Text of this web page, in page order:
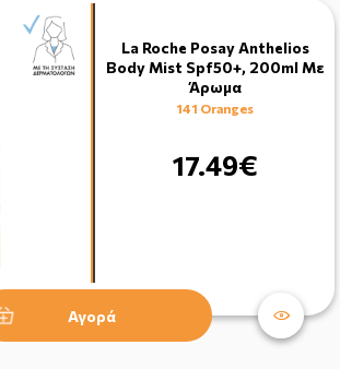
La Roche Posay Anthelios
Βody Μist Spf50+, 200ml Με
Άρωμα
141 Oranges
17.49€
Αγορά